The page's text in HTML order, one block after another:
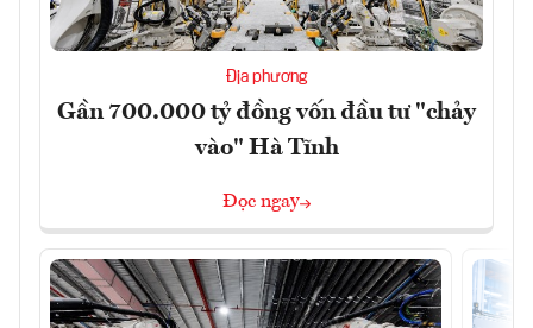
Địa phương
Gần 700.000 tỷ đồng vốn đầu tư "chảy
vào" Hà Tĩnh
Đọc ngay